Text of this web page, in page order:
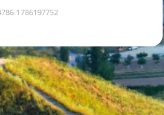
:1786197752